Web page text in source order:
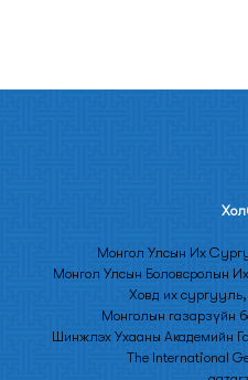
Монгол Улсын Их
Монгол Улсын Боловсролын
Ховд их
Монголын газарзүйн
Шинжлэх Ухааны Академийн
The International